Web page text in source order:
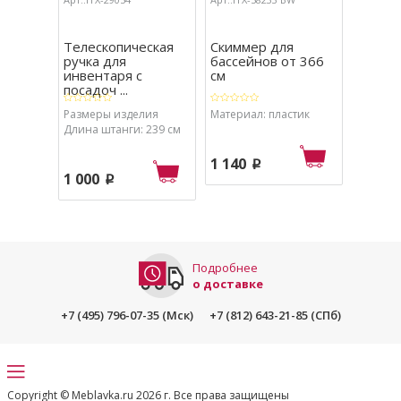
Телескопическая
ручка для
инвентаря с
посадоч ...
Размеры изделия
Длина штанги: 239 см
1 000 p
Скиммер для
бассейнов от 366
см
Материал: пластик
1 140 p
Подробнее
о доставке
+7 (495) 796-07-35 (Мск)
+7 (812) 643-21-85 (СПб)
Copyright © Meblavka.ru 2026 г. Все права защищены